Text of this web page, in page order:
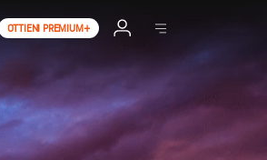
OTTIENI PREMIUM+